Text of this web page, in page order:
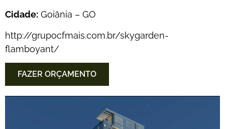
Cidade: Goiânia – GO
http://grupocfmais.com.br/skygarden-
flamboyant/
FAZER ORÇAMENTO